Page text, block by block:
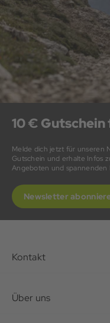
10 € Gutschein
Melde dich jetzt für unseren
Gutschein und erhalte Infos
Angeboten und spannenden
Newsletter
Kontakt
Über uns